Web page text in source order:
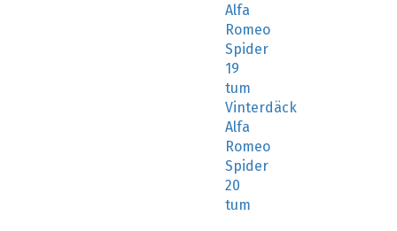
Alfa
Romeo
Spider
19
tum
Vinterdäck
Alfa
Romeo
Spider
20
tum